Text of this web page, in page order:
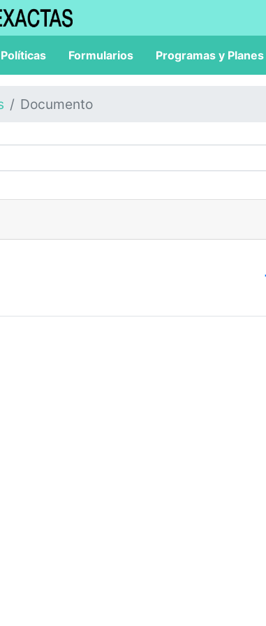
Políticas Formularios Programas y
Documento